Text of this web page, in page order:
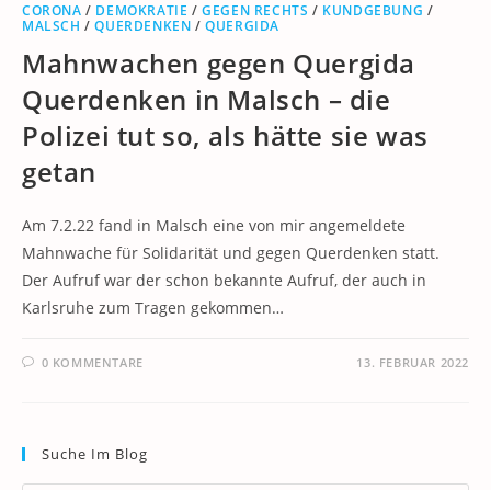
CORONA / DEMOKRATIE /GEGEN RECHTS / KUNDGEBUNG /
MALSCH /QUERDENKEN /QUERGIDA
Mahnwachen gegen Quergida
Querdenken in Malsch – die
Polizei tut so, als hätte sie was
getan
Am 7.2.22 fand in Malsch eine von mir angemeldete
Mahnwache für Solidarität und gegen Querdenken statt.
Der Aufruf war der schon bekannte Aufruf, der auch in
Karlsruhe zum Tragen gekommen…
0 KOMMENTARE 13. FEBRUAR 2022
Suche Im Blog